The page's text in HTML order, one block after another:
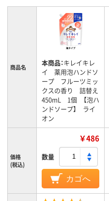
商品名 本商品：キレイキレ
イ 薬用泡ハンドソ
ープ フルーツミッ
クスの香り 詰替え
450mL 1個 【泡ハ
ンドソープ】 ライ
オン
価格
(税込)
￥486
数量
カゴへ